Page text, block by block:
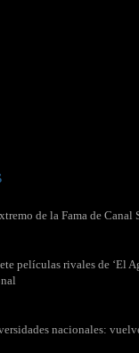
de la Fama de Canal
películas rivales de ‘El
nacionales: